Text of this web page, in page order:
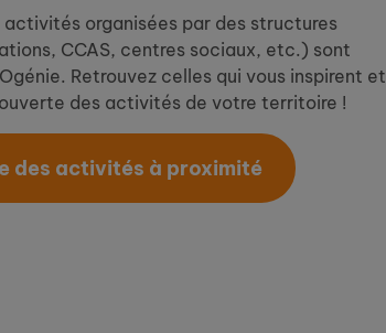
activités organisées par des structures
CCAS, centres sociaux, etc.) sont
Retrouvez celles qui vous inspirent et
des activités de votre territoire !
des activités à proximité​